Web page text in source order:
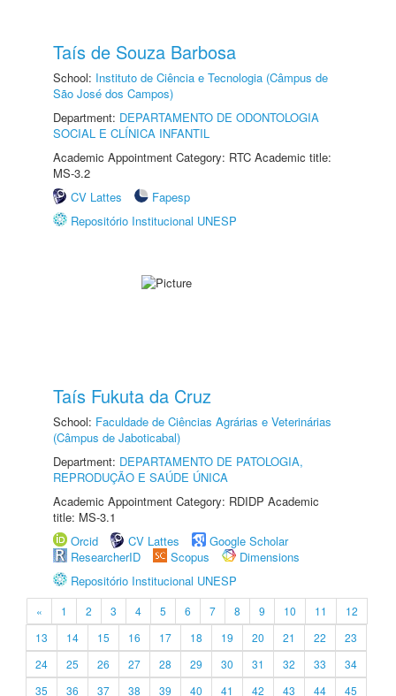
Taís de Souza Barbosa
School: Instituto de Ciência e Tecnologia (Câmpus de
São José dos Campos)
Department: DEPARTAMENTO DE ODONTOLOGIA
SOCIAL E CLÍNICA INFANTIL
Academic Appointment Category: RTC Academic title:
MS-3.2
CV Lattes
Fapesp
Repositório Institucional UNESP
Taís Fukuta da Cruz
School: Faculdade de Ciências Agrárias e Veterinárias
(Câmpus de Jaboticabal)
Department: DEPARTAMENTO DE PATOLOGIA,
REPRODUÇÃO E SAÚDE ÚNICA
Academic Appointment Category: RDIDP Academic
title: MS-3.1
Orcid
CV Lattes
Google Scholar
ResearcherID
Scopus
Dimensions
Repositório Institucional UNESP
« 1 2 3 4 5 6 7 8 9 10 11
12
13
14 15 16 17 18 19 20 21 22
23
24
25 26 27 28 29 30 31 32 33
34
35
36 37 38 39 40 41 42 43 44
45